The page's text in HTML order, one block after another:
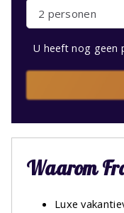
2 personen
U heeft nog geen
Waarom
Luxe